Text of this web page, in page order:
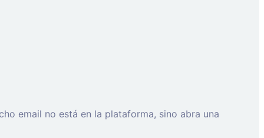
email no está en la plataforma, sino abra una